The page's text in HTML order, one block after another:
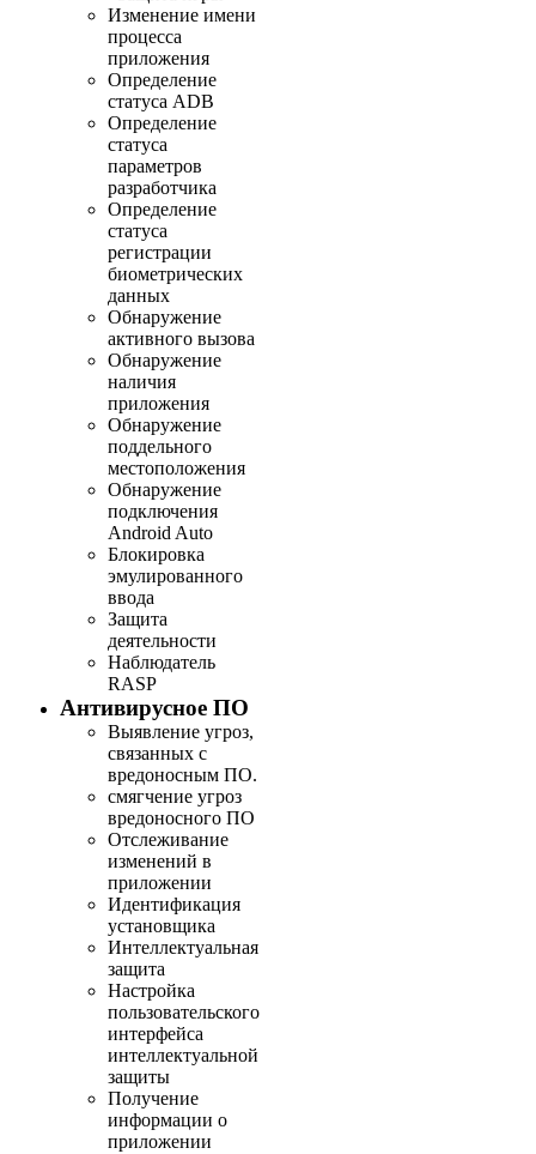
Изменение имени
процесса
приложения
Определение
статуса ADB
Определение
статуса
параметров
разработчика
Определение
статуса
регистрации
биометрических
данных
Обнаружение
активного вызова
Обнаружение
наличия
приложения
Обнаружение
поддельного
местоположения
Обнаружение
подключения
Android Auto
Блокировка
эмулированного
ввода
Защита
деятельности
Наблюдатель
RASP
Антивирусное ПО
Выявление угроз,
связанных с
вредоносным ПО.
смягчение угроз
вредоносного ПО
Отслеживание
изменений в
приложении
Идентификация
установщика
Интеллектуальная
защита
Настройка
пользовательского
интерфейса
интеллектуальной
защиты
Получение
информации о
приложении